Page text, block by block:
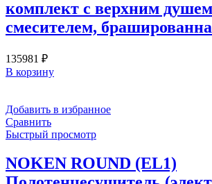
комплект с верхним
смесителем,
135981 ₽
В корзину
Добавить в избранное
Сравнить
Быстрый просмотр
NOKEN ROUND (EL1)